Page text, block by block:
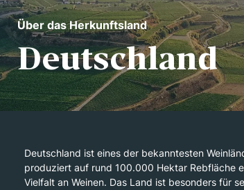
Über das Herkunftsland
Deutschland
Deutschland ist eines der bekanntesten
produziert auf rund 100.000 Hektar Rebfläche
Vielfalt an Weinen. Das Land ist besonders für